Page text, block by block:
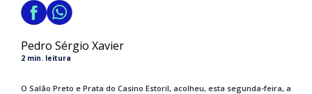
Pedro Sérgio Xavier
2 min. leitura
O Salão Preto e Prata do Casino Estoril, acolheu, esta segunda-feira, a